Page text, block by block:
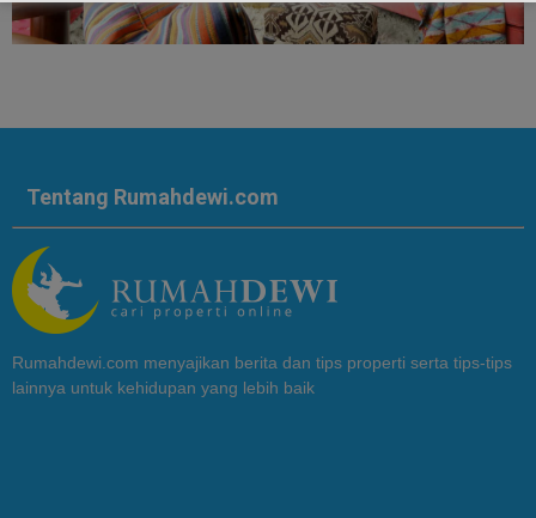
Tentang Rumahdewi.com
Rumahdewi.com menyajikan berita dan tips properti serta tips-tips
lainnya untuk kehidupan yang lebih baik